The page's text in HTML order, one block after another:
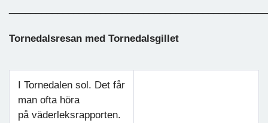
Tornedalsresan med Tornedalsgillet
I Tornedalen sol. Det får
man ofta höra
på väderleksrapporten.